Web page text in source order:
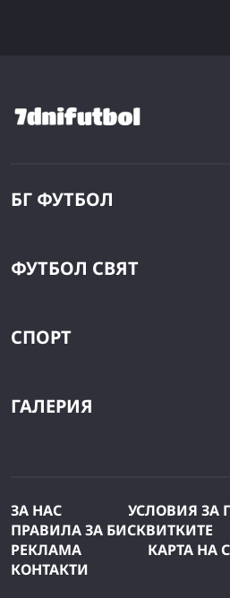
БГ ФУТБОЛ
ФУТБОЛ СВЯТ
СПОРТ
ГАЛЕРИЯ
ЗА НАС
УСЛОВИЯ ЗА
ПРАВИЛА ЗА БИСКВИТКИТЕ
РЕКЛАМА
КАРТА НА
КОНТАКТИ